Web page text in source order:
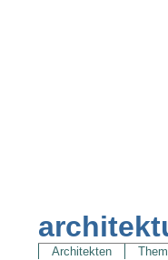
Architekten